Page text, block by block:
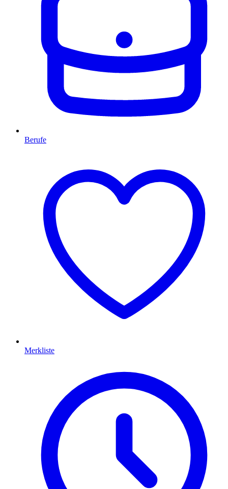
Berufe
Merkliste